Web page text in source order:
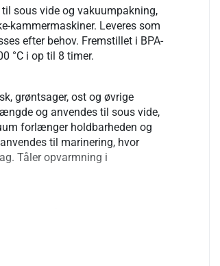
sous vide og vakuumpakning,
kammermaskiner. Leveres som
efter behov. Fremstillet i BPA-
°C i op til 8 timer.
grøntsager, ost og øvrige
og anvendes til sous vide,
forlænger holdbarheden og
til marinering, hvor
Tåler opvarmning i
på ca. 150 μm. Den riflede